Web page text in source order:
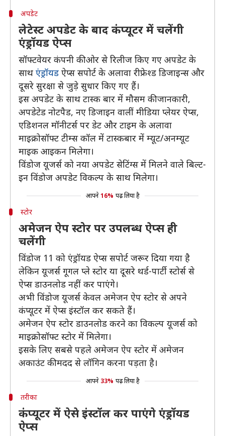
अपडेट
लेटेस्ट अपडेट के बाद कंप्यूटर में चलेंगी
एंड्रॉयड ऐप्स
सॉफ्टवेयर कंपनी की ओर से रिलीज किए गए अपडेट के
साथ एंड्रॉयड ऐप्स सपोर्ट के अलावा रीफ्रेश्ड डिजाइन्स और
दूसरे सुरक्षा से जुड़े सुधार किए गए हैं।
इस अपडेट के साथ टास्क बार में मौसम की जानकारी,
अपडेटेड नोटपैड, नए डिजाइन वालीं मीडिया प्लेयर ऐप्स,
एडिशनल मॉनीटर्स पर डेट और टाइम के अलावा
माइक्रोसॉफ्ट टीम्स कॉल में टास्कबार में म्यूट/अनम्यूट
माइक आइकन मिलेगा।
विंडोज यूजर्स को नया अपडेट सेटिंग्स में मिलने वाले बिल्ट-
इन विंडोज अपडेट विकल्प के साथ मिलेगा।
आपने 16% पढ़ लिया है
स्टोर
अमेजन ऐप स्टोर पर उपलब्ध ऐप्स ही
चलेंगी
विंडोज 11 को एंड्रॉयड ऐप्स सपोर्ट जरूर दिया गया है
लेकिन यूजर्स गूगल प्ले स्टोर या दूसरे थर्ड-पार्टी स्टोर्स से
ऐप्स डाउनलोड नहीं कर पाएंगे।
अभी विंडोज यूजर्स केवल अमेजन ऐप स्टोर से अपने
कंप्यूटर में ऐप्स इंस्टॉल कर सकते हैं।
अमेजन ऐप स्टोर डाउनलोड करने का विकल्प यूजर्स को
माइक्रोसॉफ्ट स्टोर में मिलेगा।
इसके लिए सबसे पहले अमेजन ऐप स्टोर में अमेजन
अकाउंट की मदद से लॉगिन करना पड़ता है।
आपने 33% पढ़ लिया है
तरीका
कंप्यूटर में ऐसे इंस्टॉल कर पाएंगे एंड्रॉयड
ऐप्स